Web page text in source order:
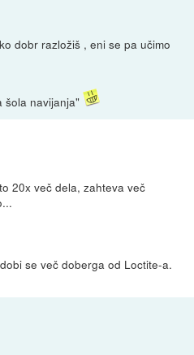
dobr razložiš , eni se pa učimo
šola navijanja"
20x več dela, zahteva več
se več doberga od Loctite-a.